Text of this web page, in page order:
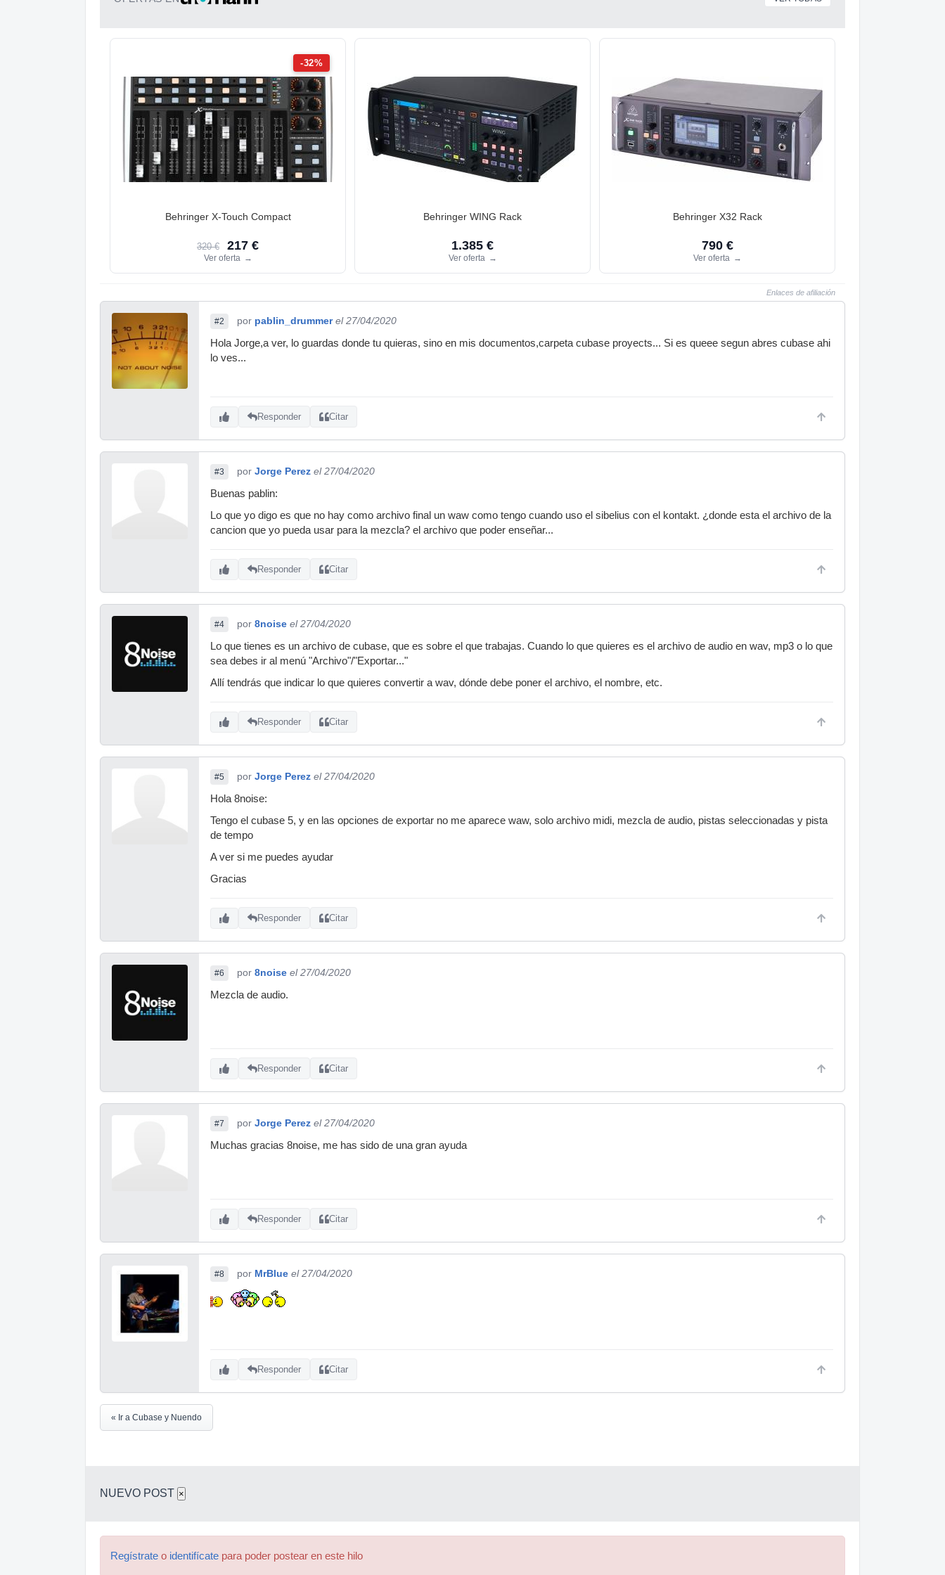
-32%
Behringer X-Touch Compact
320 € 217 €
Ver oferta →
Behringer WING Rack
1.385 €
Ver oferta →
Behringer X32 Rack
790 €
Ver oferta →
Enlaces de afiliación
#2 por pablin_drummer el 27/04/2020
Hola Jorge,a ver, lo guardas donde tu quieras, sino en mis documentos,carpeta cubase proyects... Si es queee segun abres cubase ahi
lo ves...
Responder Citar
#3 por Jorge Perez el 27/04/2020
Buenas pablin:
Lo que yo digo es que no hay como archivo final un waw como tengo cuando uso el sibelius con el kontakt. ¿donde esta el archivo de la
cancion que yo pueda usar para la mezcla? el archivo que poder enseñar...
Responder Citar
#4 por 8noise el 27/04/2020
Lo que tienes es un archivo de cubase, que es sobre el que trabajas. Cuando lo que quieres es el archivo de audio en wav, mp3 o lo que
sea debes ir al menú "Archivo"/"Exportar..."
Allí tendrás que indicar lo que quieres convertir a wav, dónde debe poner el archivo, el nombre, etc.
Responder Citar
#5 por Jorge Perez el 27/04/2020
Hola 8noise:
Tengo el cubase 5, y en las opciones de exportar no me aparece waw, solo archivo midi, mezcla de audio, pistas seleccionadas y pista
de tempo
A ver si me puedes ayudar
Gracias
Responder Citar
#6 por 8noise el 27/04/2020
Mezcla de audio.
Responder Citar
#7 por Jorge Perez el 27/04/2020
Muchas gracias 8noise, me has sido de una gran ayuda
Responder Citar
#8 por MrBlue el 27/04/2020
Responder Citar
« Ir a Cubase y Nuendo
NUEVO POST ×
Regístrate o identifícate para poder postear en este hilo